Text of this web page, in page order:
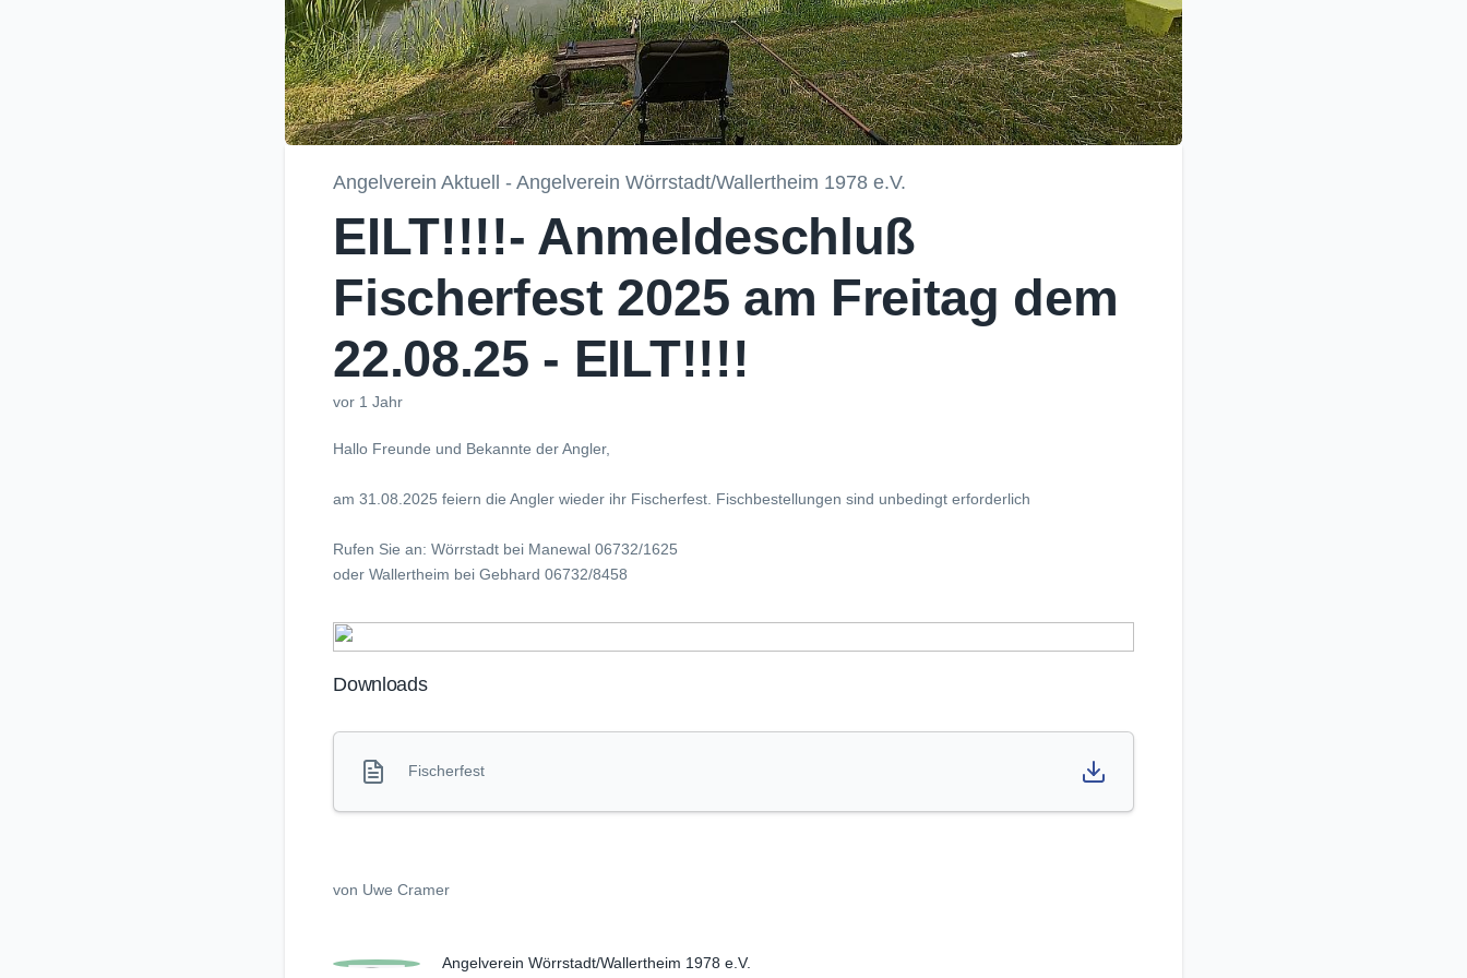
Angelverein Aktuell - Angelverein Wörrstadt/Wallertheim 1978 e.V.
EILT!!!!- Anmeldeschluß
Fischerfest 2025 am Freitag dem
22.08.25 - EILT!!!!
vor 1 Jahr
Hallo Freunde und Bekannte der Angler,
am 31.08.2025 feiern die Angler wieder ihr Fischerfest. Fischbestellungen sind unbedingt erforderlich
Rufen Sie an: Wörrstadt bei Manewal 06732/1625
oder Wallertheim bei Gebhard 06732/8458
Downloads
Fischerfest
von Uwe Cramer
Angelverein Wörrstadt/Wallertheim 1978 e.V.